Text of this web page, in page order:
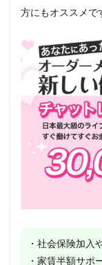
方にもオススメで
・社会保険加入
・家賃半額サポ